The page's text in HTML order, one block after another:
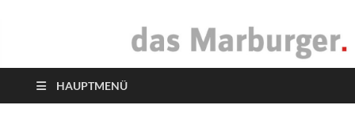
das Marburger.
HAUPTMENÜ